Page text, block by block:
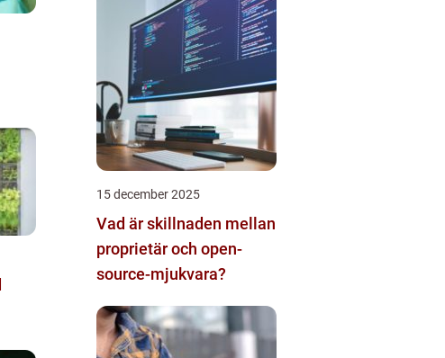
15 december 2025
Vad är skillnaden mellan
proprietär och open-
source-mjukvara?